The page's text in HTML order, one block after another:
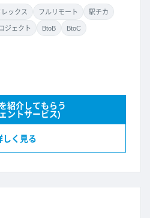
レックス フルリモート 駅チカ
ジェクト BtoB BtoC
しく見る
紹介してもらう
ントサービス)